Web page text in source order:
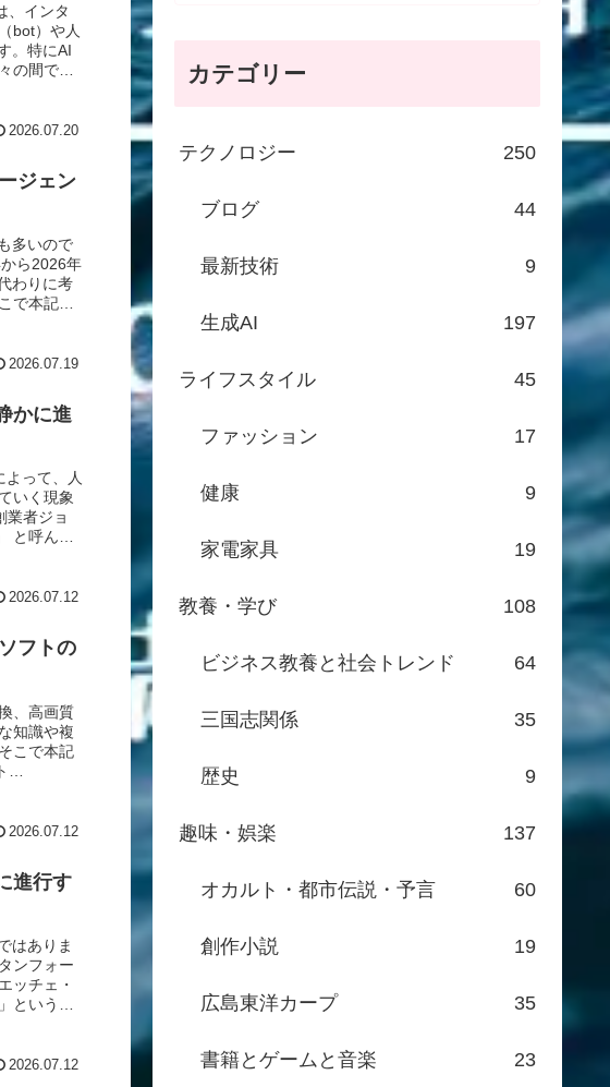
、インタ
bot）や人
。特にAI
の間で懸
2026.07.20
ジェン
多いので
ら2026年
わりに考
で本記事
2026.07.19
かに進
よって、人
いく現象
業者ジョ
と呼んで
2026.07.12
フトの
、高画質
知識や複
こで本記
2026.07.12
進行す
はありま
ンフォー
ッチェ・
という概
2026.07.12
カテゴリー
テクノロジー 250
ブログ 44
最新技術 9
生成AI 197
ライフスタイル 45
ファッション 17
健康 9
家電家具 19
教養・学び 108
ビジネス教養と社会トレンド 64
三国志関係 35
歴史 9
趣味・娯楽 137
オカルト・都市伝説・予言 60
創作小説 19
広島東洋カープ 35
書籍とゲームと音楽 23